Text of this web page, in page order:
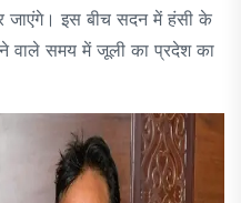
जाएंगे। इस बीच सदन में हंसी के
वाले समय में जूली का प्रदेश का